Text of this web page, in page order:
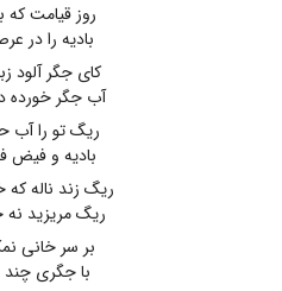
روز قیامت که
بادیه را در
کای جگر آلود
آب جگر خورده
ریگ تو را آب
بادیه و فیض
ریگ زند ناله
ریگ مریزید نه
بر سر خانی
با جگری چند